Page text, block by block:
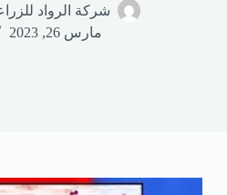
شركة الرواد
مارس 26, 2023